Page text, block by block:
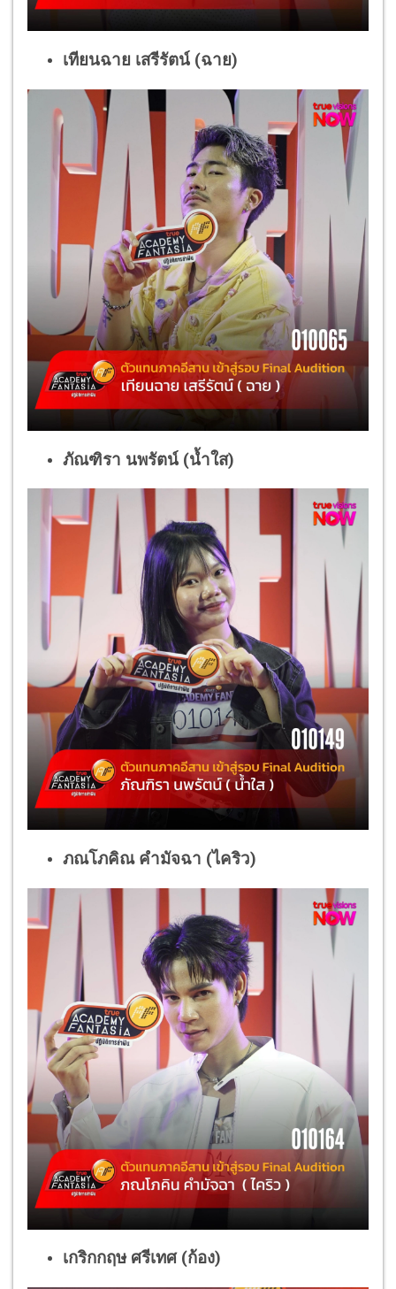
เทียนฉาย เสรีรัตน์ (ฉาย)
ภัณฑิรา นพรัตน์ (น้ำใส)
ภณโภคิณ คำมัจฉา (ไคริว)
เกริกกฤษ ศรีเทศ (ก้อง)